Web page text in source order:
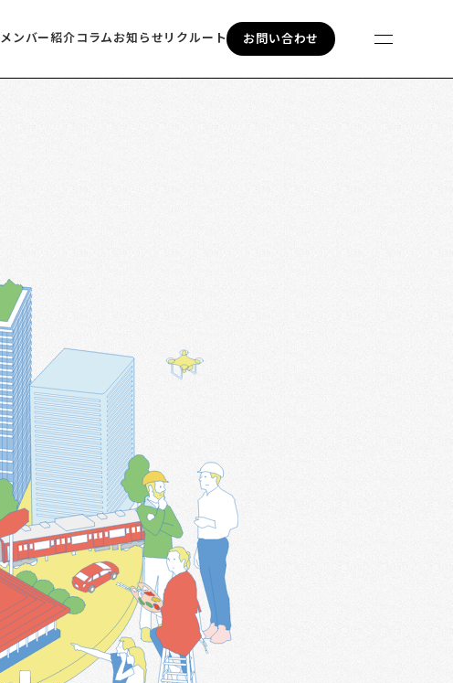
メンバー紹介 コラムお知らせ リクルート お問い合わせ